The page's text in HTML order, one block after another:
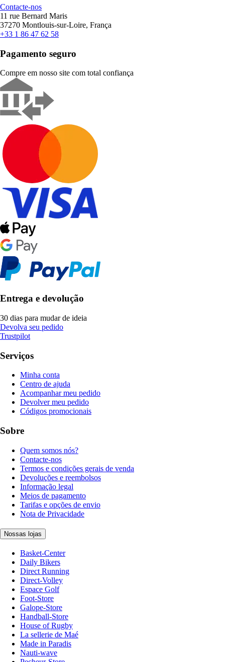
Contacte-nos
11 rue Bernard Maris
37270 Montlouis-sur-Loire, França
+33 1 86 47 62 58
Pagamento seguro
Compre em nosso site com total confiança
Entrega e devolução
30 dias para mudar de ideia
Devolva seu pedido
Trustpilot
Serviços
Minha conta
Centro de ajuda
Acompanhar meu pedido
Devolver meu pedido
Códigos promocionais
Sobre
Quem somos nós?
Contacte-nos
Termos e condições gerais de venda
Devoluções e reembolsos
Informação legal
Meios de pagamento
Tarifas e opções de envio
Nota de Privacidade
Nossas lojas
Basket-Center
Daily Bikers
Direct Running
Direct-Volley
Espace Golf
Foot-Store
Galope-Store
Handball-Store
House of Rugby
La sellerie de Maé
Made in Paradis
Nauti-wave